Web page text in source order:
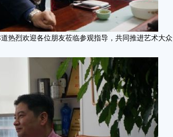
烈欢迎各位朋友莅临参观指导，共同推进艺术大众